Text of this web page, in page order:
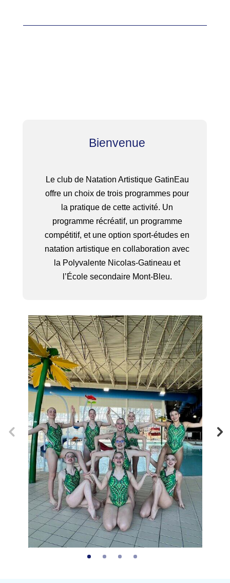
Bienvenue
Le club de Natation Artistique GatinEau
offre un choix de trois programmes pour
la pratique de cette activité. Un
programme récréatif, un programme
compétitif, et une option sport-études en
natation artistique en collaboration avec
la Polyvalente Nicolas-Gatineau et
l’École secondaire Mont-Bleu.